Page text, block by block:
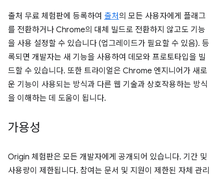
출처 무료 체험판에 등록하여 출처 의 모든 사용자에게 플래그
를 전환하거나 Chrome의 대체 빌드로 전환하지 않고도 기능
을 사용 설정할 수 있습니다 (업그레이드가 필요할 수 있음). 등
록되면 개발자는 새 기능을 사용하여 데모와 프로토타입을 빌
드할 수 있습니다. 또한 트라이얼은 Chrome 엔지니어가 새로
운 기능이 사용되는 방식과 다른 웹 기술과 상호작용하는 방식
을 이해하는 데 도움이 됩니다.
가용성
Origin 체험판은 모든 개발자에게 공개되어 있습니다. 기간 및
사용량이 제한됩니다. 참여는 문서 및 지원이 제한된 자체 관리